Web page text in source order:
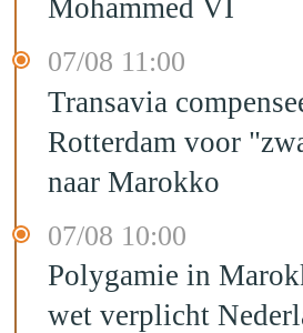
Mohammed VI
07/08 11:00
Transavia
Rotterdam voor
naar Marokko
07/08 10:00
Polygamie in
wet verplicht